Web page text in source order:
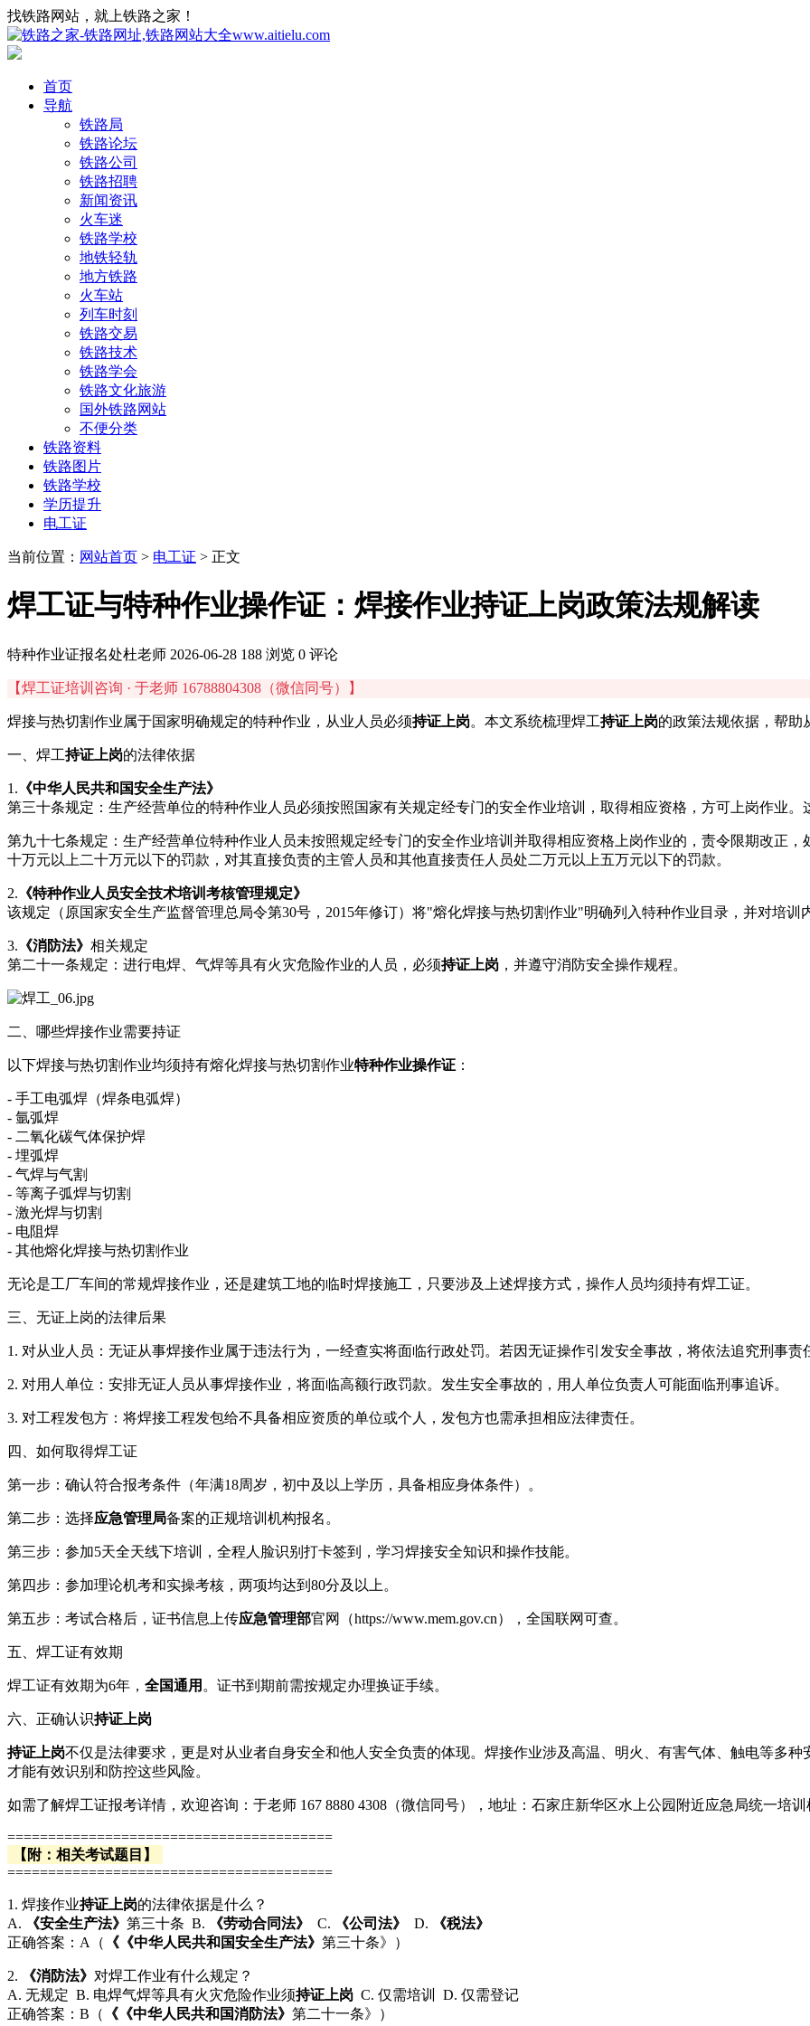
找铁路网站，就上铁路之家！
首页
导航
铁路局
铁路论坛
铁路公司
铁路招聘
新闻资讯
火车迷
铁路学校
地铁轻轨
地方铁路
火车站
列车时刻
铁路交易
铁路技术
铁路学会
铁路文化旅游
国外铁路网站
不便分类
铁路资料
铁路图片
铁路学校
学历提升
电工证
当前位置： 网站首页 > 电工证 > 正文
焊工证与特种作业操作证：焊接作业持证上岗政策法规解读
特种作业证报名处杜老师 2026-06-28 188 浏览 0 评论
【焊工证培训咨询 · 于老师 16788804308（微信同号）】
焊接与热切割作业属于国家明确规定的特种作业，从业人员必须持证上岗。本文系统梳理焊工持证上岗的政策法规依据，帮助
一、焊工持证上岗的法律依据
1. 《中华人民共和国安全生产法》
第三十条规定：生产经营单位的特种作业人员必须按照国家有关规定经专门的安全作业培训，取得相应资格，方可上岗作业。
第九十七条规定：生产经营单位特种作业人员未按照规定经专门的安全作业培训并取得相应资格上岗作业的，责令限期改正
十万元以上二十万元以下的罚款，对其直接负责的主管人员和其他直接责任人员处二万元以上五万元以下的罚款。
2. 《特种作业人员安全技术培训考核管理规定》
该规定（原国家安全生产监督管理总局令第30号，2015年修订）将"熔化焊接与热切割作业"明确列入特种作业目录，并对培
3. 《消防法》 相关规定
第二十一条规定：进行电焊、气焊等具有火灾危险作业的人员，必须持证上岗 ，并遵守消防安全操作规程。
二、哪些焊接作业需要持证
以下焊接与热切割作业均须持有熔化焊接与热切割作业特种作业操作证 ：
- 手工电弧焊（焊条电弧焊）
- 氩弧焊
- 二氧化碳气体保护焊
- 埋弧焊
- 气焊与气割
- 等离子弧焊与切割
- 激光焊与切割
- 电阻焊
- 其他熔化焊接与热切割作业
无论是工厂车间的常规焊接作业，还是建筑工地的临时焊接施工，只要涉及上述焊接方式，操作人员均须持有焊工证。
三、无证上岗的法律后果
1. 对从业人员：无证从事焊接作业属于违法行为，一经查实将面临行政处罚。若因无证操作引发安全事故，将依法追究刑事责
2. 对用人单位：安排无证人员从事焊接作业，将面临高额行政罚款。发生安全事故的，用人单位负责人可能面临刑事追诉。
3. 对工程发包方：将焊接工程发包给不具备相应资质的单位或个人，发包方也需承担相应法律责任。
四、如何取得焊工证
第一步：确认符合报考条件（年满18周岁，初中及以上学历，具备相应身体条件）。
第二步：选择应急管理局备案的正规培训机构报名。
第三步：参加5天全天线下培训，全程人脸识别打卡签到，学习焊接安全知识和操作技能。
第四步：参加理论机考和实操考核，两项均达到80分及以上。
第五步：考试合格后，证书信息上传应急管理部官网（https://www.mem.gov.cn），全国联网可查。
五、焊工证有效期
焊工证有效期为6年， 全国通用 。证书到期前需按规定办理换证手续。
六、正确认识持证上岗
持证上岗不仅是法律要求，更是对从业者自身安全和他人安全负责的体现。焊接作业涉及高温、明火、有害气体、触电等多
才能有效识别和防控这些风险。
如需了解焊工证报考详情，欢迎咨询：于老师 167 8880 4308（微信同号），地址：石家庄新华区水上公园附近应急局统一培
========================================
【附：相关考试题目】
========================================
1. 焊接作业持证上岗的法律依据是什么？
A.
《安全生产法》 第三十条 B. 《劳动合同法》 C. 《公司法》 D.
《税法》
正确答案：A（
《《中华人民共和国安全生产法》 第三十条》）
2. 《消防法》 对焊工作业有什么规定？
A. 无规定 B. 电焊气焊等具有火灾危险作业须持证上岗 C. 仅需培训 D. 仅需登记
正确答案：B（
《《中华人民共和国消防法》 第二十一条》）